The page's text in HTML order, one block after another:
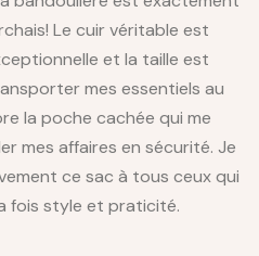
Le cuir véritable est
et la taille est
mes essentiels au
la poche cachée qui me
mes affaires en sécurité. Je
ce sac à tous ceux qui
fois style et praticité.